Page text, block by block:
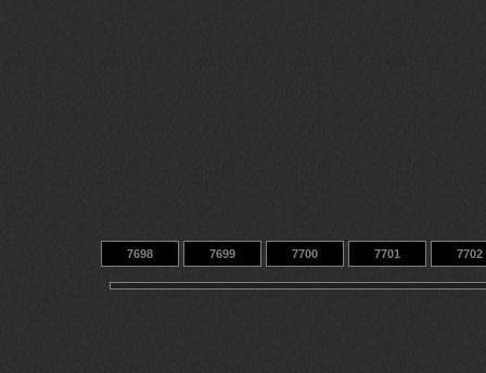
7698 7699 7700 7701 7702
7708 7709 7710 14 9433